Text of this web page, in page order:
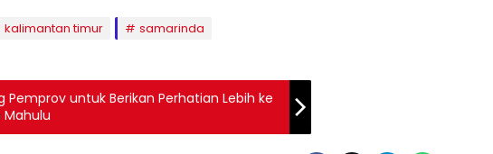
kalimantan timur
samarinda
Pemprov untuk Berikan Perhatian Lebih ke
Mahulu